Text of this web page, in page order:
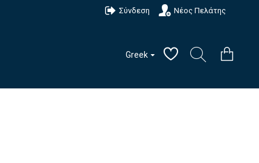
Σύνδεση Νέος Πελάτης
Greek